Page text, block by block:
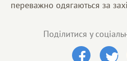
переважно одягаються за
Поділитися у